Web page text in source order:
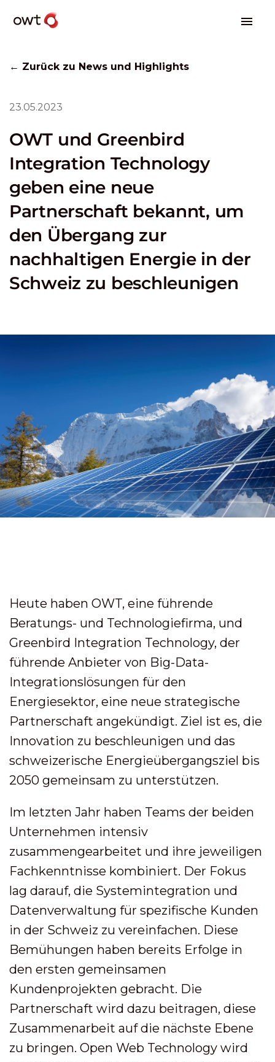
← Zurück zu News und Highlights
23.05.2023
OWT und Greenbird
Integration Technology
geben eine neue
Partnerschaft bekannt, um
den Übergang zur
nachhaltigen Energie in der
Schweiz zu beschleunigen
Heute haben OWT, eine führende
Beratungs- und Technologiefirma, und
Greenbird Integration Technology, der
führende Anbieter von Big-Data-
Integrationslösungen für den
Energiesektor, eine neue strategische
Partnerschaft angekündigt. Ziel ist es, die
Innovation zu beschleunigen und das
schweizerische Energieübergangsziel bis
2050 gemeinsam zu unterstützen.
Im letzten Jahr haben Teams der beiden
Unternehmen intensiv
zusammengearbeitet und ihre jeweiligen
Fachkenntnisse kombiniert. Der Fokus
lag darauf, die Systemintegration und
Datenverwaltung für spezifische Kunden
in der Schweiz zu vereinfachen. Diese
Bemühungen haben bereits Erfolge in
den ersten gemeinsamen
Kundenprojekten gebracht. Die
Partnerschaft wird dazu beitragen, diese
Zusammenarbeit auf die nächste Ebene
zu bringen. Open Web Technology wird